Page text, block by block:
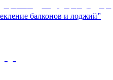
БАНЮ И
И САУНЫ;
by user